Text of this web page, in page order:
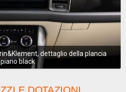
dettaglio della plancia
piano black